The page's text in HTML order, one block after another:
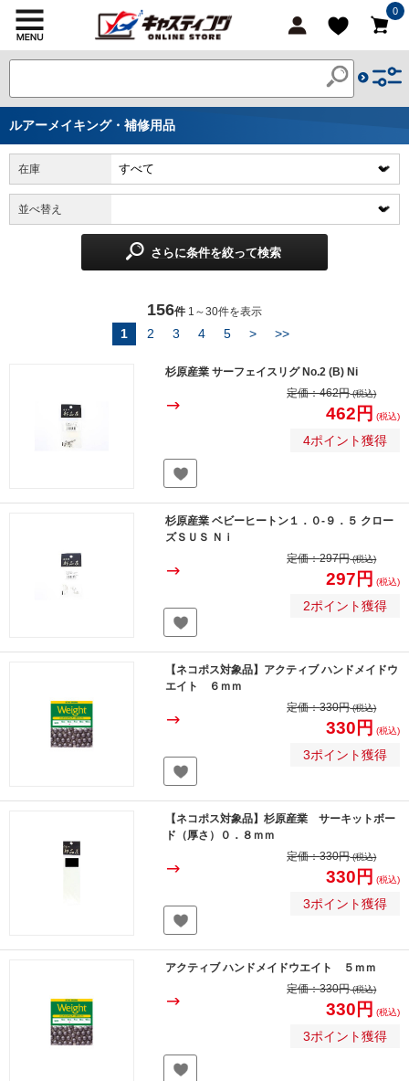
0
ルアーメイキング・補修用品
在庫
並べ替え
さらに条件を絞って検索
156件 1～30件を表示
1 2 3 4 5 > >>
杉原産業 サーフェイスリグ No.2 (B) Ni
定価：462円(税込)
462円 (税込)
4ポイント獲得
杉原産業 ベビーヒートン１．０-９．５ クロー
ズＳＵＳ Ｎｉ
定価：297円(税込)
297円 (税込)
2ポイント獲得
【ネコポス対象品】アクティブ ハンドメイドウ
エイト ６ｍｍ
定価：330円(税込)
330円 (税込)
3ポイント獲得
【ネコポス対象品】杉原産業 サーキットボー
ド（厚さ）０．８ｍｍ
定価：330円(税込)
330円 (税込)
3ポイント獲得
アクティブ ハンドメイドウエイト ５ｍｍ
定価：330円(税込)
330円 (税込)
3ポイント獲得